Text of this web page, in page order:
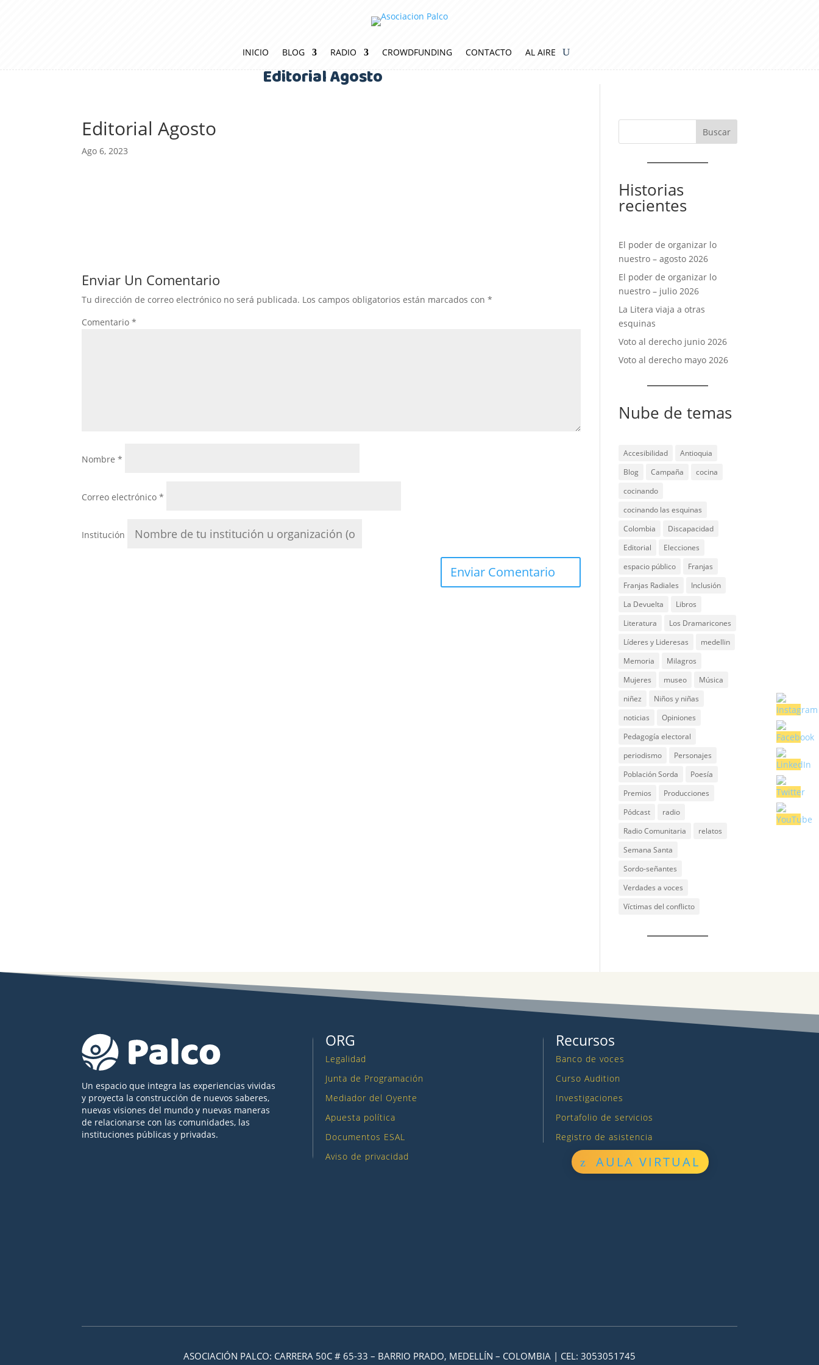
INICIO BLOG RADIO CROWDFUNDING CONTACTO AL AIRE
Editorial Agosto
Editorial Agosto
Ago 6, 2023
Enviar Un Comentario
Tu dirección de correo electrónico no será publicada. Los campos obligatorios están marcados con*
Comentario*
Nombre*
Correo electrónico*
Institución
Historias
recientes
El poder de organizar lo
nuestro – agosto 2026
El poder de organizar lo
nuestro – julio 2026
La Litera viaja a otras
esquinas
Voto al derecho junio 2026
Voto al derecho mayo 2026
Nube de temas
Accesibilidad
Antioquia
Blog
Campaña
cocina
cocinando
cocinando las esquinas
Colombia
Discapacidad
Editorial
Elecciones
espacio público
Franjas
Franjas Radiales
Inclusión
La Devuelta
Libros
Literatura
Los Dramaricones
Líderes y Lideresas
medellin
Memoria
Milagros
Mujeres
museo
Música
niñez
Niños y niñas
noticias
Opiniones
Pedagogía electoral
periodismo
Personajes
Población Sorda
Poesía
Premios
Producciones
Pódcast
radio
Radio Comunitaria
relatos
Semana Santa
Sordo-señantes
Verdades a voces
Víctimas del conflicto
Un espacio que integra las experiencias vividas
y proyecta la construcción de nuevos saberes,
nuevas visiones del mundo y nuevas maneras
de relacionarse con las comunidades, las
instituciones públicas y privadas.
ORG
Legalidad
Junta de Programación
Mediador del Oyente
Apuesta política
Documentos ESAL
Aviso de privacidad
Recursos
Banco de voces
Curso Audition
Investigaciones
Portafolio de servicios
Registro de asistencia
AULA VIRTUAL
ASOCIACIÓN PALCO: CARRERA 50C # 65-33 – BARRIO PRADO, MEDELLÍN – COLOMBIA | CEL: 3053051745